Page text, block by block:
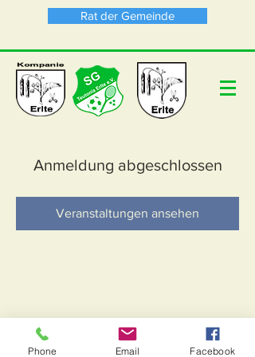
Rat der Gemeinde
Anmeldung abgeschlossen
Veranstaltungen ansehen
Phone Email Facebook